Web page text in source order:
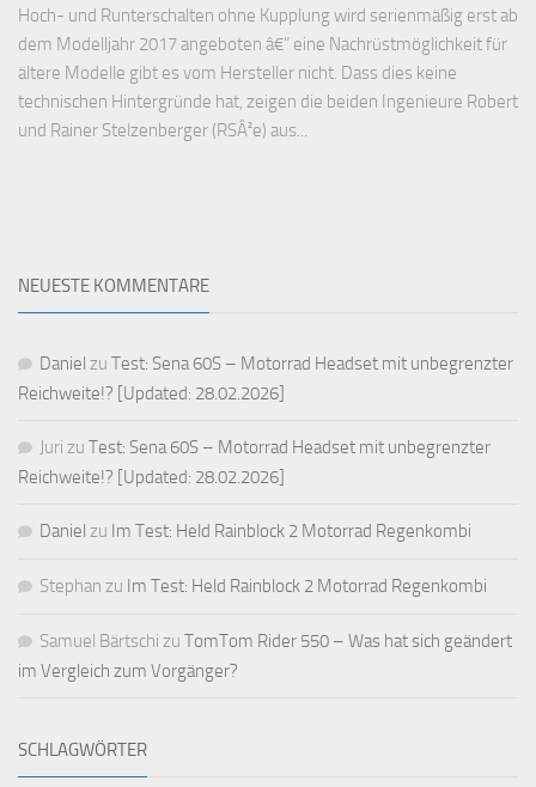
Hoch- und Runterschalten ohne Kupplung wird serienmäßig erst ab
dem Modelljahr 2017 angeboten â€“ eine Nachrüstmöglichkeit für
ältere Modelle gibt es vom Hersteller nicht. Dass dies keine
technischen Hintergründe hat, zeigen die beiden Ingenieure Robert
und Rainer Stelzenberger (RSÂ²e) aus...
NEUESTE KOMMENTARE
Daniel zu Test: Sena 60S – Motorrad Headset mit unbegrenzter
Reichweite!? [Updated: 28.02.2026]
Juri zu Test: Sena 60S – Motorrad Headset mit unbegrenzter
Reichweite!? [Updated: 28.02.2026]
Daniel zu Im Test: Held Rainblock 2 Motorrad Regenkombi
Stephan zu Im Test: Held Rainblock 2 Motorrad Regenkombi
Samuel Bärtschi zu TomTom Rider 550 – Was hat sich geändert
im Vergleich zum Vorgänger?
SCHLAGWÖRTER